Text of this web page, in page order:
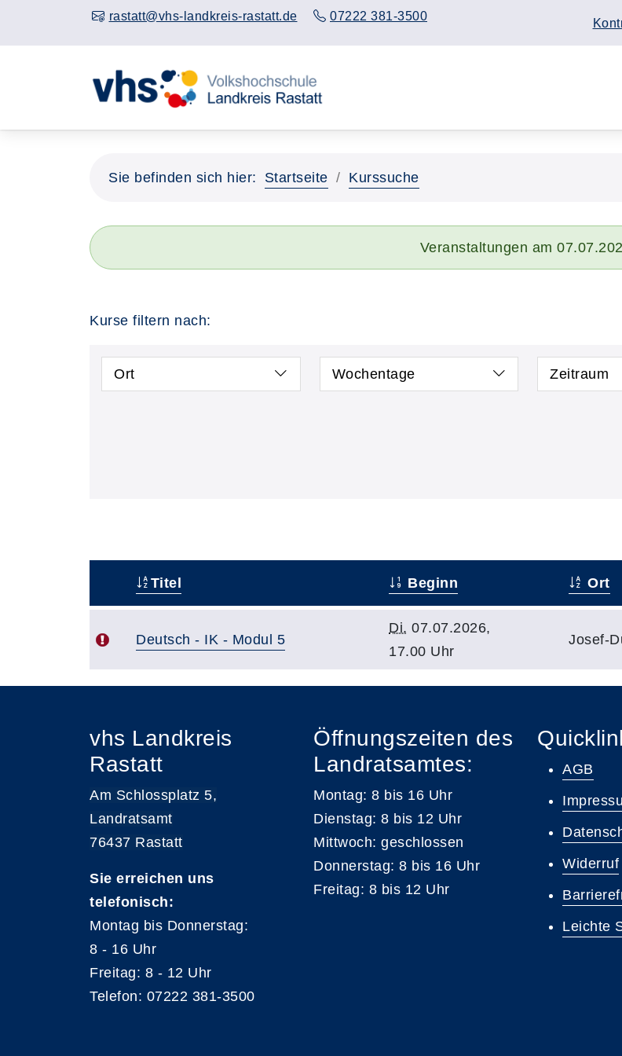
rastatt@vhs-landkreis-rastatt.de 07222 381-3500
Sie befinden sich hier: Startseite Kurssuche
Veranstaltungen am
Kurse filtern nach:
Ort Wochentage Zeitraum
Titel Beginn Ort
Deutsch - IK - Modul 5
Di. 07.07.2026,
17.00 Uhr
Josef-
vhs Landkreis
Rastatt
Am Schlossplatz 5,
Landratsamt
76437 Rastatt
Sie erreichen uns
telefonisch:
Montag bis Donnerstag:
8 - 16 Uhr
Freitag: 8 - 12 Uhr
Telefon: 07222 381-3500
Öffnungszeiten des
Landratsamtes:
Montag: 8 bis 16 Uhr
Dienstag: 8 bis 12 Uhr
Mittwoch: geschlossen
Donnerstag: 8 bis 16 Uhr
Freitag: 8 bis 12 Uhr
AGB
Widerruf
Leichte